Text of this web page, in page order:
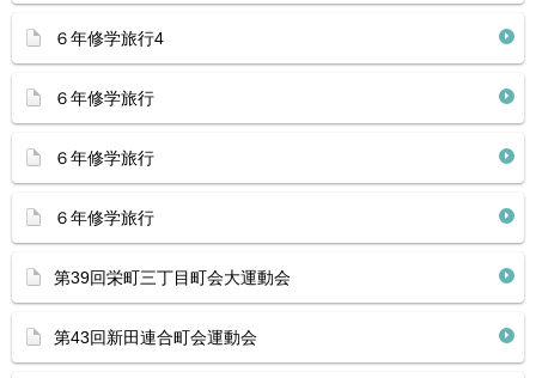
６年修学旅行4
６年修学旅行
６年修学旅行
６年修学旅行
第39回栄町三丁目町会大運動会
第43回新田連合町会運動会